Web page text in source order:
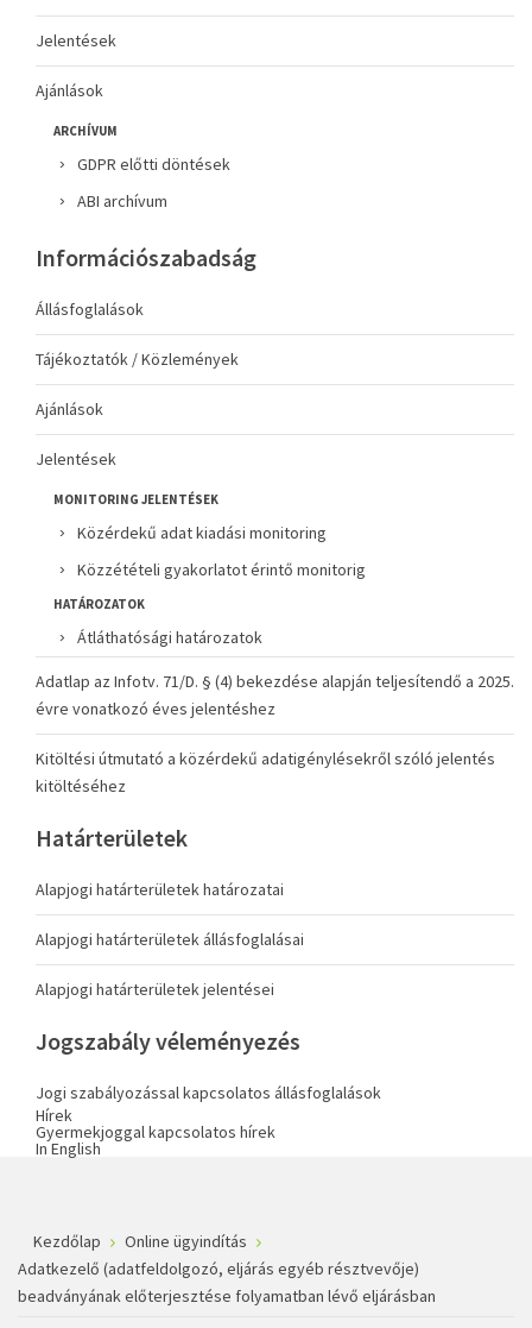
Jelentések
Ajánlások
ARCHÍVUM
GDPR előtti döntések
ABI archívum
Információszabadság
Állásfoglalások
Tájékoztatók / Közlemények
Ajánlások
Jelentések
MONITORING JELENTÉSEK
Közérdekű adat kiadási monitoring
Közzétételi gyakorlatot érintő monitorig
HATÁROZATOK
Átláthatósági határozatok
Adatlap az Infotv. 71/D. § (4) bekezdése alapján teljesítendő a 2025.
évre vonatkozó éves jelentéshez
Kitöltési útmutató a közérdekű adatigénylésekről szóló jelentés
kitöltéséhez
Határterületek
Alapjogi határterületek határozatai
Alapjogi határterületek állásfoglalásai
Alapjogi határterületek jelentései
Jogszabály véleményezés
Jogi szabályozással kapcsolatos állásfoglalások
Hírek
Gyermekjoggal kapcsolatos hírek
In English
Kezdőlap
Online ügyindítás
Adatkezelő (adatfeldolgozó, eljárás egyéb résztvevője)
beadványának előterjesztése folyamatban lévő eljárásban